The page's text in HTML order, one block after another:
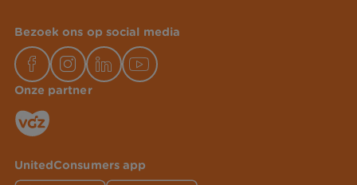
Bezoek ons op social media
Onze partner
UnitedConsumers app